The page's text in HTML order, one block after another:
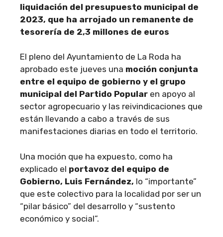
liquidación del presupuesto municipal de
2023, que ha arrojado un remanente de
tesorería de 2,3 millones de euros
El pleno del Ayuntamiento de La Roda ha
aprobado este jueves una moción conjunta
entre el equipo de gobierno y el grupo
municipal del Partido Popular en apoyo al
sector agropecuario y las reivindicaciones que
están llevando a cabo a través de sus
manifestaciones diarias en todo el territorio.
Una moción que ha expuesto, como ha
explicado el portavoz del equipo de
Gobierno, Luis Fernández, lo “importante”
que este colectivo para la localidad por ser un
“pilar básico” del desarrollo y “sustento
económico y social”.